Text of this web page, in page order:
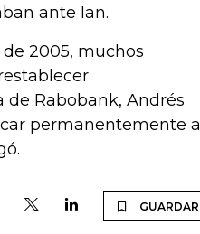
ante Ian.
2005, muchos
Rabobank, Andrés
permanentemente a
GUARDAR